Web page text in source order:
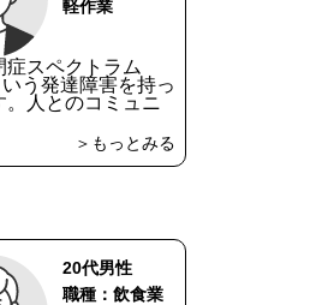
軽作業
症スペクトラム
う発達障害を持っ
。人とのコミュニ
＞もっとみる
20代男性
職種：飲食業